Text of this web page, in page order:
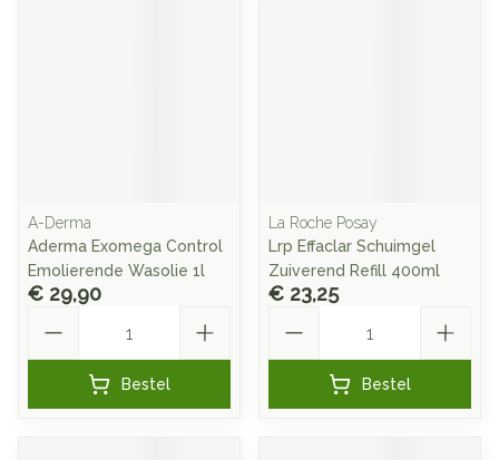
A-Derma
Aderma Exomega Control
Emolierende Wasolie 1l
€ 29,90
Bestel
La Roche Posay
Lrp Effaclar Schuimgel
Zuiverend Refill 400ml
€ 23,25
Bestel